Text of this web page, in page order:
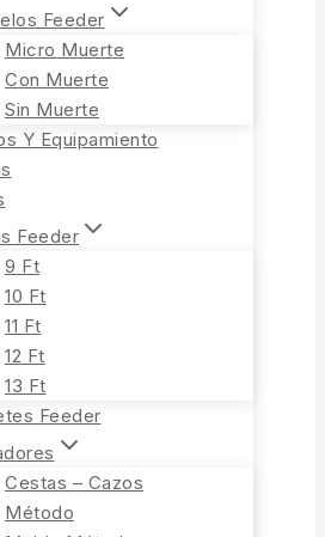
Feeder
Micro Muerte
Con Muerte
Sin Muerte
Y Equipamiento
Feeder
9 Ft
10 Ft
11 Ft
12 Ft
13 Ft
Feeder
Cestas – Cazos
Método